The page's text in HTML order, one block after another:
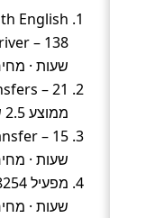
English
שעות · מחיר
ממוצע 2.5 שעות · מחיר ממוצע ~2081 ₪
שעות · מחיר
שעות · מחיר